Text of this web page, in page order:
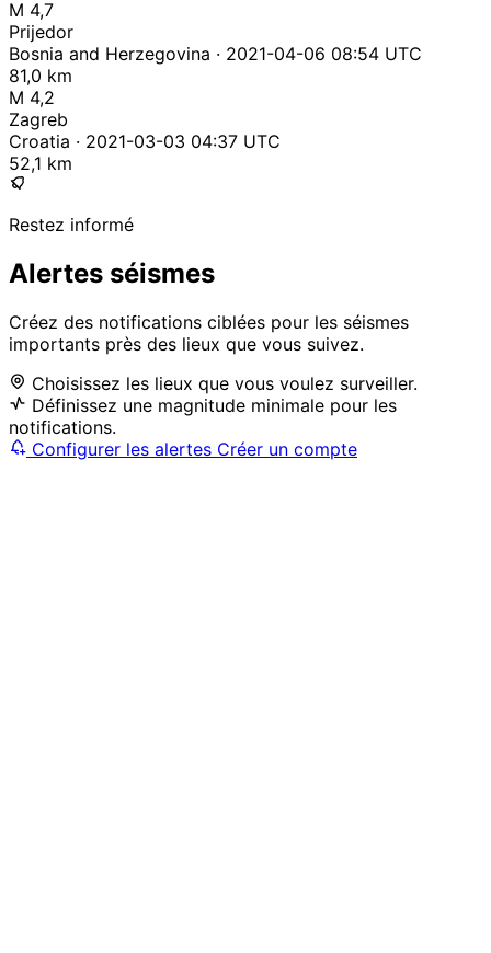
M 4,7
Prijedor
Bosnia and Herzegovina · 2021-04-06 08:54 UTC
81,0 km
M 4,2
Zagreb
Croatia · 2021-03-03 04:37 UTC
52,1 km
Restez informé
Alertes séismes
Créez des notifications ciblées pour les séismes
importants près des lieux que vous suivez.
Choisissez les lieux que vous voulez surveiller.
Définissez une magnitude minimale pour les
notifications.
Configurer les alertes Créer un compte